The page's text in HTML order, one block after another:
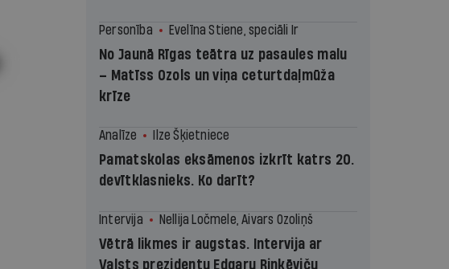
Personība Evelīna Stiene, speciāli Ir
No Jaunā Rīgas teātra uz pasaules malu
– Matīss Ozols un viņa ceturtdaļmūža
krīze
Analīze Ilze Šķietniece
Pamatskolas eksāmenos izkrīt katrs 20.
devītklasnieks. Ko darīt?
Intervija Nellija Ločmele, Aivars Ozoliņš
Vētrā likmes ir augstas. Intervija ar
Valsts prezidentu Edgaru Rinkēviču